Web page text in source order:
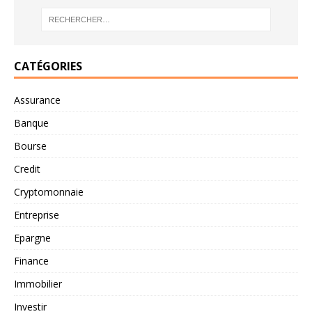
CATÉGORIES
Assurance
Banque
Bourse
Credit
Cryptomonnaie
Entreprise
Epargne
Finance
Immobilier
Investir